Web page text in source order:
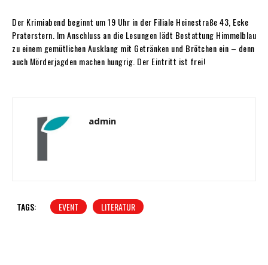
Der Krimiabend beginnt um 19 Uhr in der Filiale Heinestraße 43, Ecke
Praterstern. Im Anschluss an die Lesungen lädt Bestattung Himmelblau
zu einem gemütlichen Ausklang mit Getränken und Brötchen ein – denn
auch Mörderjagden machen hungrig. Der Eintritt ist frei!
admin
TAGS: EVENT LITERATUR